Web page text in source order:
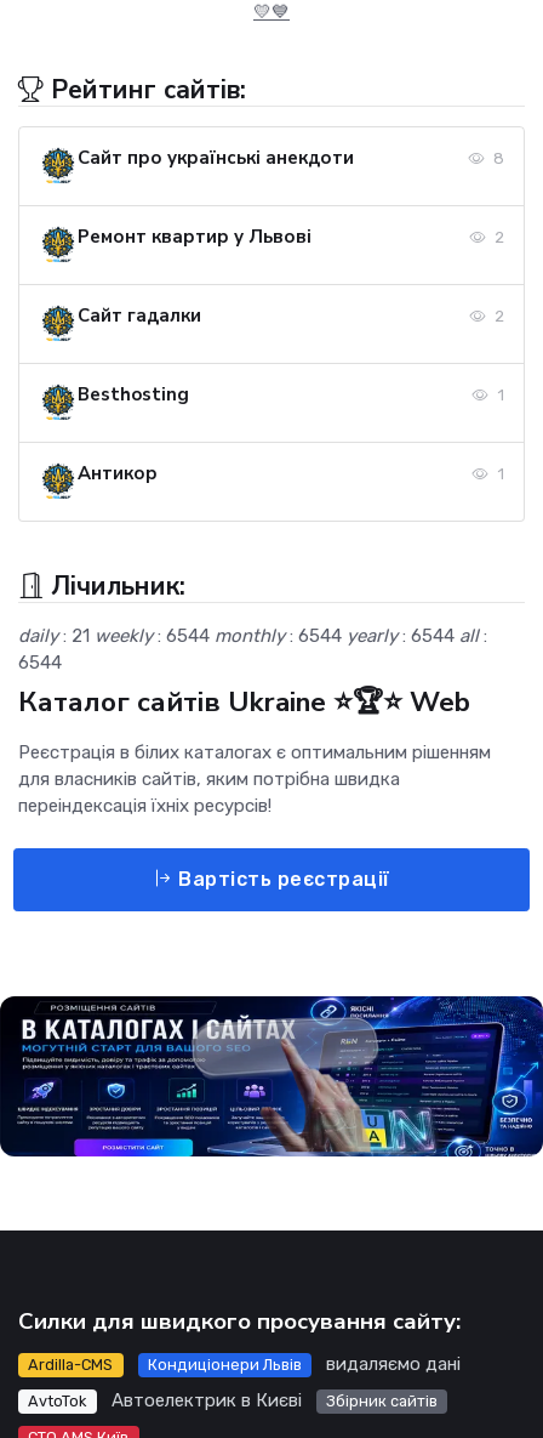
💛💙
Рейтинг сайтів:
Сайт про українські анекдоти 8
Ремонт квартир у Львові 2
Сайт гадалки 2
Besthosting 1
Антикор 1
Лічильник:
daily: 21 weekly: 6544 monthly: 6544 yearly: 6544 all:
6544
Каталог сайтів Ukraine ⭐🏆⭐ Web
Реєстрація в білих каталогах є оптимальним рішенням
для власників сайтів, яким потрібна швидка
переіндексація їхніх ресурсів!
Вартість реєстрації
Силки для швидкого просування сайту:
Ardilla-CMS Кондиціонери Львів видаляємо дані
AvtoTok Автоелектрик в Києві
Збірник сайтів